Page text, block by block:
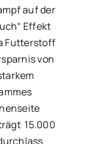
auf der
Effekt
Futterstoff
von
15.000